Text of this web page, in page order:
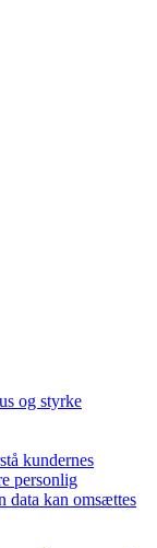
og styrke
kundernes
personlig
data kan omsættes